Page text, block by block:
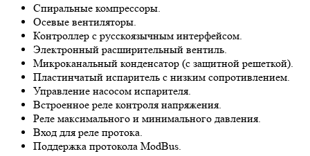
Спиральные компрессоры.
Осевые вентиляторы.
Контроллер с русскоязычным интерфейсом.
Электронный расширительный вентиль.
Микроканальный конденсатор (с защитной решеткой).
Пластинчатый испаритель с низким сопротивлением.
Управление насосом испарителя.
Встроенное реле контроля напряжения.
Реле максимального и минимального давления.
Вход для реле протока.
Поддержка протокола ModBus.